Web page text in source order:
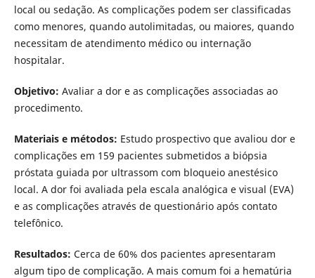
local ou sedação. As complicações podem ser classificadas
como menores, quando autolimitadas, ou maiores, quando
necessitam de atendimento médico ou internação
hospitalar.
Objetivo: Avaliar a dor e as complicações associadas ao
procedimento.
Materiais e métodos: Estudo prospectivo que avaliou dor e
complicações em 159 pacientes submetidos a biópsia
próstata guiada por ultrassom com bloqueio anestésico
local. A dor foi avaliada pela escala analógica e visual (EVA)
e as complicações através de questionário após contato
telefônico.
Resultados: Cerca de 60% dos pacientes apresentaram
algum tipo de complicação. A mais comum foi a hematúria